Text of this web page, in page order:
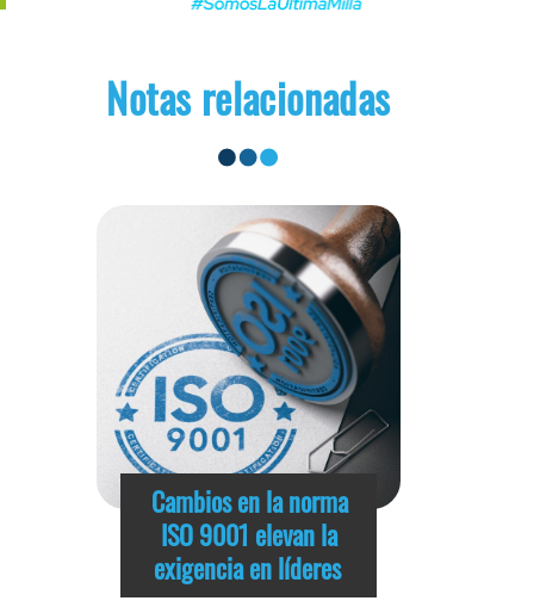
Notas relacionadas
Cambios en la norma
ISO 9001 elevan la
exigencia en líderes